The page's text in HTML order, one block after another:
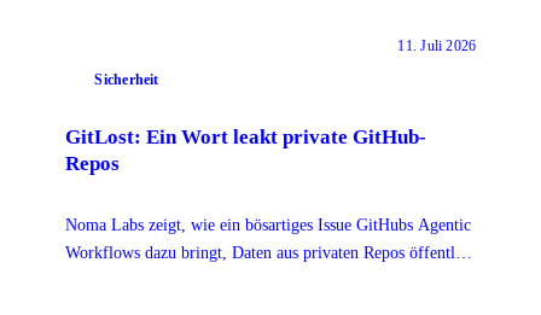
11. Juli 2026
Sicherheit
GitLost: Ein Wort leakt private GitHub-
Repos
Noma Labs zeigt, wie ein bösartiges Issue GitHubs Agentic
Workflows dazu bringt, Daten aus privaten Repos öffentlich